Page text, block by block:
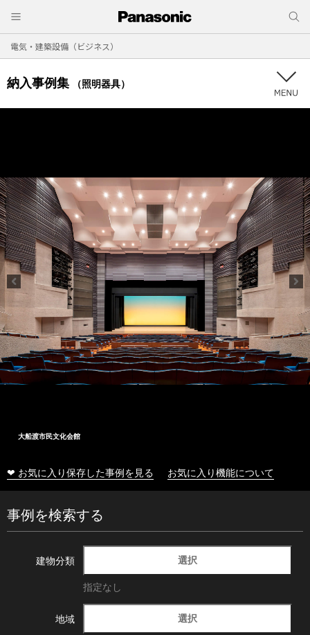
電気・建築設備（ビジネス）
納入事例集 （照明器具）
大船渡市民文化会館
❤ お気に入り保存した事例を見る お気に入り機能について
事例を検索する
建物分類 選択
指定なし
地域 選択